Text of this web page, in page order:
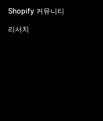
Shopify 커뮤니티
리서치